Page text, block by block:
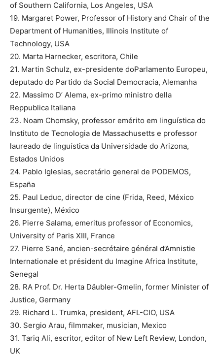
of Southern California, Los Angeles, USA
19. Margaret Power, Professor of History and Chair of the
Department of Humanities, Illinois Institute of
Technology, USA
20. Marta Harnecker, escritora, Chile
21. Martin Schulz, ex-presidente doParlamento Europeu,
deputado do Partido da Social Democracia, Alemanha
22. Massimo D’ Alema, ex-primo ministro della
Reppublica Italiana
23. Noam Chomsky, professor emérito em linguística do
Instituto de Tecnologia de Massachusetts e professor
laureado de linguística da Universidade do Arizona,
Estados Unidos
24. Pablo Iglesias, secretário general de PODEMOS,
España
25. Paul Leduc, director de cine (Frida, Reed, México
Insurgente), México
26. Pierre Salama, emeritus professor of Economics,
University of Paris XIII, France
27. Pierre Sané, ancien-secrétaire général d’Amnistie
Internationale et président du Imagine Africa Institute,
Senegal
28. RA Prof. Dr. Herta Däubler-Gmelin, former Minister of
Justice, Germany
29. Richard L. Trumka, president, AFL-CIO, USA
30. Sergio Arau, filmmaker, musician, Mexico
31. Tariq Ali, escritor, editor of New Left Review, London,
UK